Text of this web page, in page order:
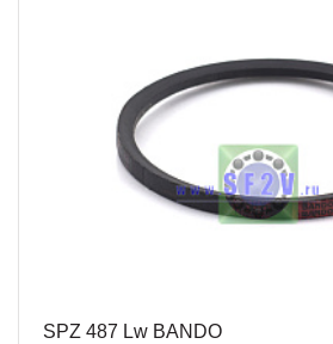
SPZ 487 Lw BANDO